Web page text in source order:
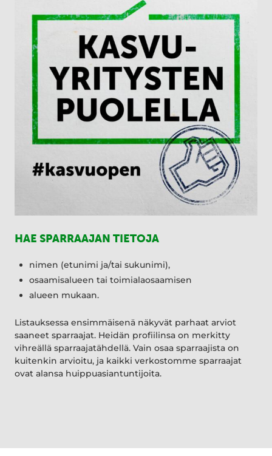
HAE SPARRAAJAN TIETOJA
nimen (etunimi ja/tai sukunimi),
osaamisalueen tai toimialaosaamisen
alueen mukaan.
Listauksessa ensimmäisenä näkyvät parhaat arviot
saaneet sparraajat. Heidän profiilinsa on merkitty
vihreällä sparraajatähdellä. Vain osaa sparraajista on
kuitenkin arvioitu, ja kaikki verkostomme sparraajat
ovat alansa huippuasiantuntijoita.